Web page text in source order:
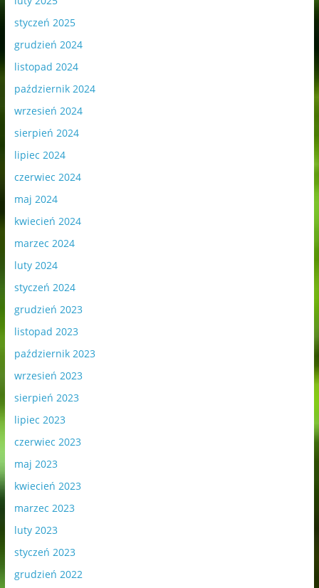
styczeń 2025
grudzień 2024
listopad 2024
październik 2024
wrzesień 2024
sierpień 2024
lipiec 2024
czerwiec 2024
maj 2024
kwiecień 2024
marzec 2024
luty 2024
styczeń 2024
grudzień 2023
listopad 2023
październik 2023
wrzesień 2023
sierpień 2023
lipiec 2023
czerwiec 2023
maj 2023
kwiecień 2023
marzec 2023
luty 2023
styczeń 2023
grudzień 2022